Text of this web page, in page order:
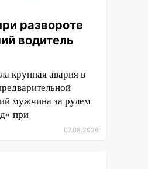
развороте
водитель
крупная авария в
мужчина за рулем
при
07.08.2026